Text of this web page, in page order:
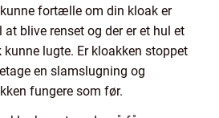
fortælle om din kloak er
blive renset og der er et hul et
lugte. Er kloakken stoppet
en slamslugning og
fungere som før.